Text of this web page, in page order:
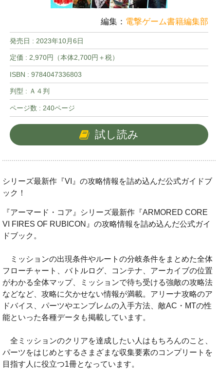
編集： 電撃ゲーム書籍編集部
発売日 : 2023年10月6日
定価 : 2,970円（本体2,700円＋税）
ISBN : 9784047336803
判型 : Ａ４判
ページ数 : 240ページ
試し読み
シリーズ最新作『VI』の攻略情報を詰め込んだ公式ガイドブ
ック！
『アーマード・コア』シリーズ最新作『ARMORED CORE
VI FIRES OF RUBICON』の攻略情報を詰め込んだ公式ガイ
ドブック。
ミッションの出現条件やルートの分岐条件をまとめた全体
フローチャート、バトルログ、コンテナ、アーカイブの位置
がわかる全体マップ、ミッションで待ち受ける強敵の攻略法
などなど、攻略に欠かせない情報が満載。アリーナ攻略のア
ドバイス、パーツやエンブレムの入手方法、敵AC・MTの性
能といった各種データも掲載しています。
全ミッションのクリアを達成したい人はもちろんのこと、
パーツをはじめとするさまざまな収集要素のコンプリートを
目指す人に役立つ1冊となっています。